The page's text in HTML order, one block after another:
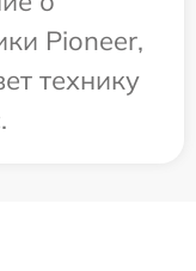
Pioneer,
технику